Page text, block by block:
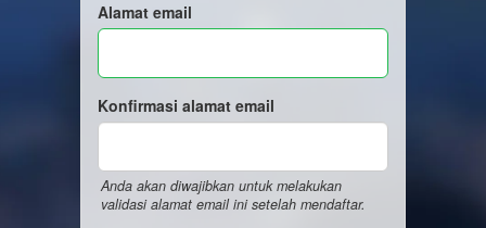
Alamat email
Konfirmasi alamat email
Anda akan diwajibkan untuk melakukan
validasi alamat email ini setelah mendaftar.